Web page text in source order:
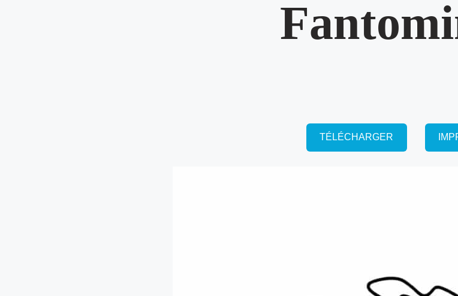
TÉLÉCHARGER